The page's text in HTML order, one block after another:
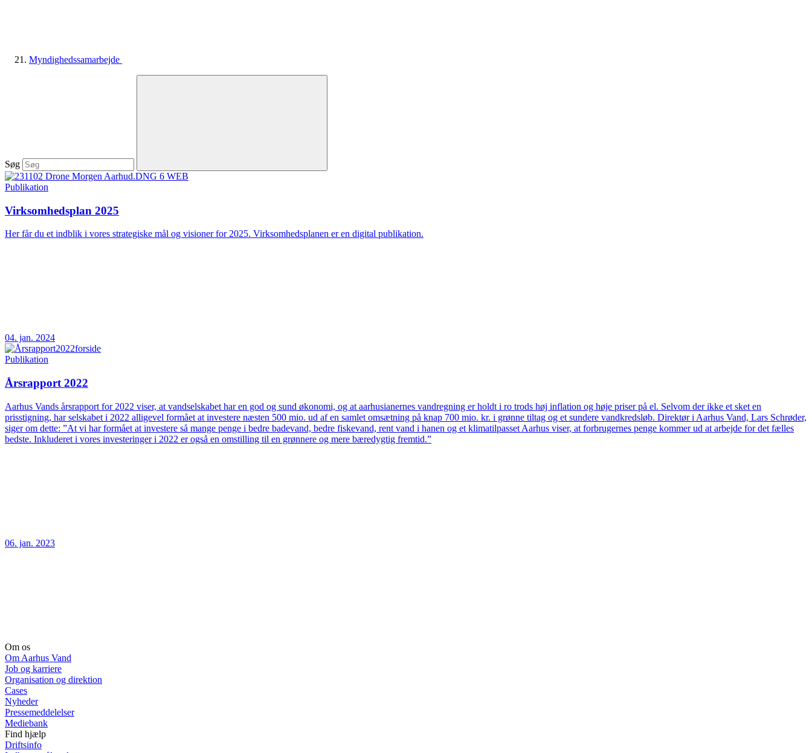
Myndighedssamarbejde
Søg
Publikation
Virksomhedsplan 2025
Her får du et indblik i vores strategiske mål og visioner for 2025. Virksomhedsplanen er en digital publikation.
04. jan. 2024
Publikation
Årsrapport 2022
Aarhus Vands årsrapport for 2022 viser, at vandselskabet har en god og sund økonomi, og at aarhusianernes vandregning er holdt i ro trods høj inflation og høje priser på el. Selvom der ikke et sket en
prisstigning, har selskabet i 2022 alligevel formået at investere næsten 500 mio. ud af en samlet omsætning på knap 700 mio. kr. i grønne tiltag og et sundere vandkredsløb. Direktør i Aarhus Vand, Lars Schrøder,
siger om dette: ”At vi har formået at investere så mange penge i bedre badevand, bedre fiskevand, rent vand i hanen og et klimatilpasset Aarhus viser, at forbrugernes penge kommer ud at arbejde for det fælles
bedste. Inkluderet i vores investeringer i 2022 er også en omstilling til en grønnere og mere bæredygtig fremtid.”
06. jan. 2023
Om os
Om Aarhus Vand
Job og karriere
Organisation og direktion
Cases
Nyheder
Pressemeddelelser
Mediebank
Find hjælp
Driftsinfo